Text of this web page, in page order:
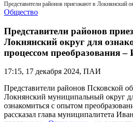
Общество
Представители районов
Локнянский округ для
процессом преобразования
17:15, 17 декабря 2024, ПАИ
Представители районов Псковской
Локнянский муниципальный округ
ознакомиться с опытом
рассказал глава муниципалитета